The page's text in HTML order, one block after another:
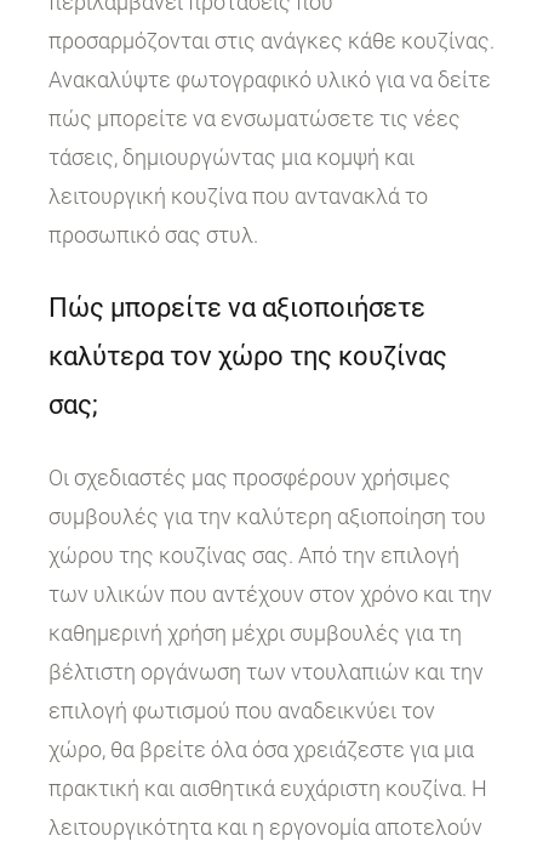
προσαρμόζονται στις ανάγκες κάθε κουζίνας.
Ανακαλύψτε φωτογραφικό υλικό για να δείτε
πώς μπορείτε να ενσωματώσετε τις νέες
τάσεις, δημιουργώντας μια κομψή και
λειτουργική κουζίνα που αντανακλά το
προσωπικό σας στυλ.
Πώς μπορείτε να αξιοποιήσετε
καλύτερα τον χώρο της κουζίνας
σας;
Οι σχεδιαστές μας προσφέρουν χρήσιμες
συμβουλές για την καλύτερη αξιοποίηση του
χώρου της κουζίνας σας. Από την επιλογή
των υλικών που αντέχουν στον χρόνο και την
καθημερινή χρήση μέχρι συμβουλές για τη
βέλτιστη οργάνωση των ντουλαπιών και την
επιλογή φωτισμού που αναδεικνύει τον
χώρο, θα βρείτε όλα όσα χρειάζεστε για μια
πρακτική και αισθητικά ευχάριστη κουζίνα. Η
λειτουργικότητα και η εργονομία αποτελούν